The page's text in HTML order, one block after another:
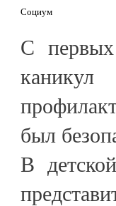
Социум
С
был
В